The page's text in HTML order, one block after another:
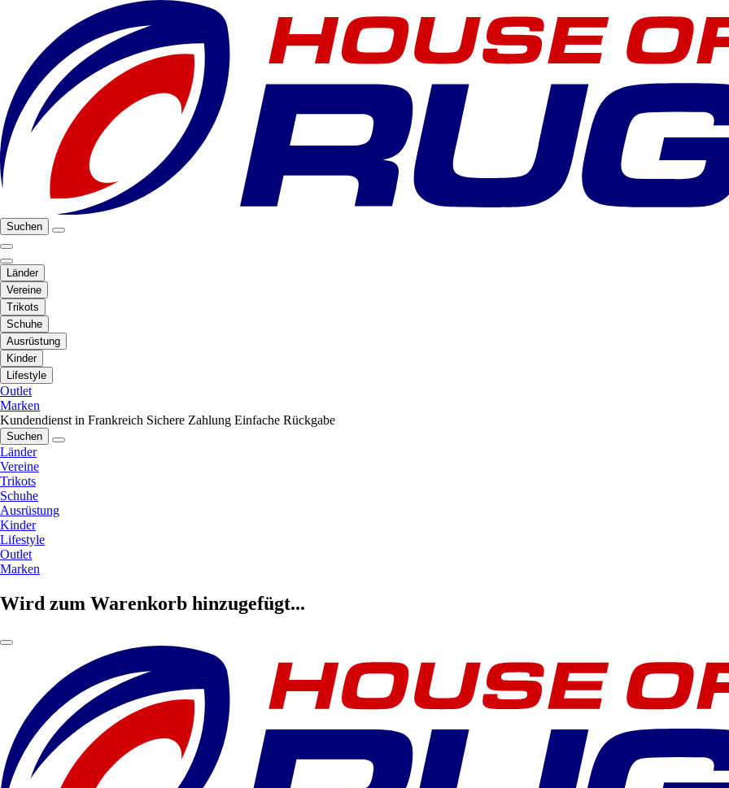
Suchen
Länder
Vereine
Trikots
Schuhe
Ausrüstung
Kinder
Lifestyle
Outlet
Marken
Kundendienst in Frankreich Sichere Zahlung Einfache Rückgabe
Suchen
Länder
Vereine
Trikots
Schuhe
Ausrüstung
Kinder
Lifestyle
Outlet
Marken
Wird zum Warenkorb hinzugefügt...